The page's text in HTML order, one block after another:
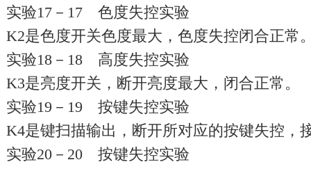
实验17－17 色度失控实验
K2是色度开关色度最大，色度失控闭合正常
实验18－18 高度失控实验
K3是亮度开关，断开亮度最大，闭合正常。
实验19－19 按键失控实验
K4是键扫描输出，断开所对应的按键失控，
实验20－20 按键失控实验